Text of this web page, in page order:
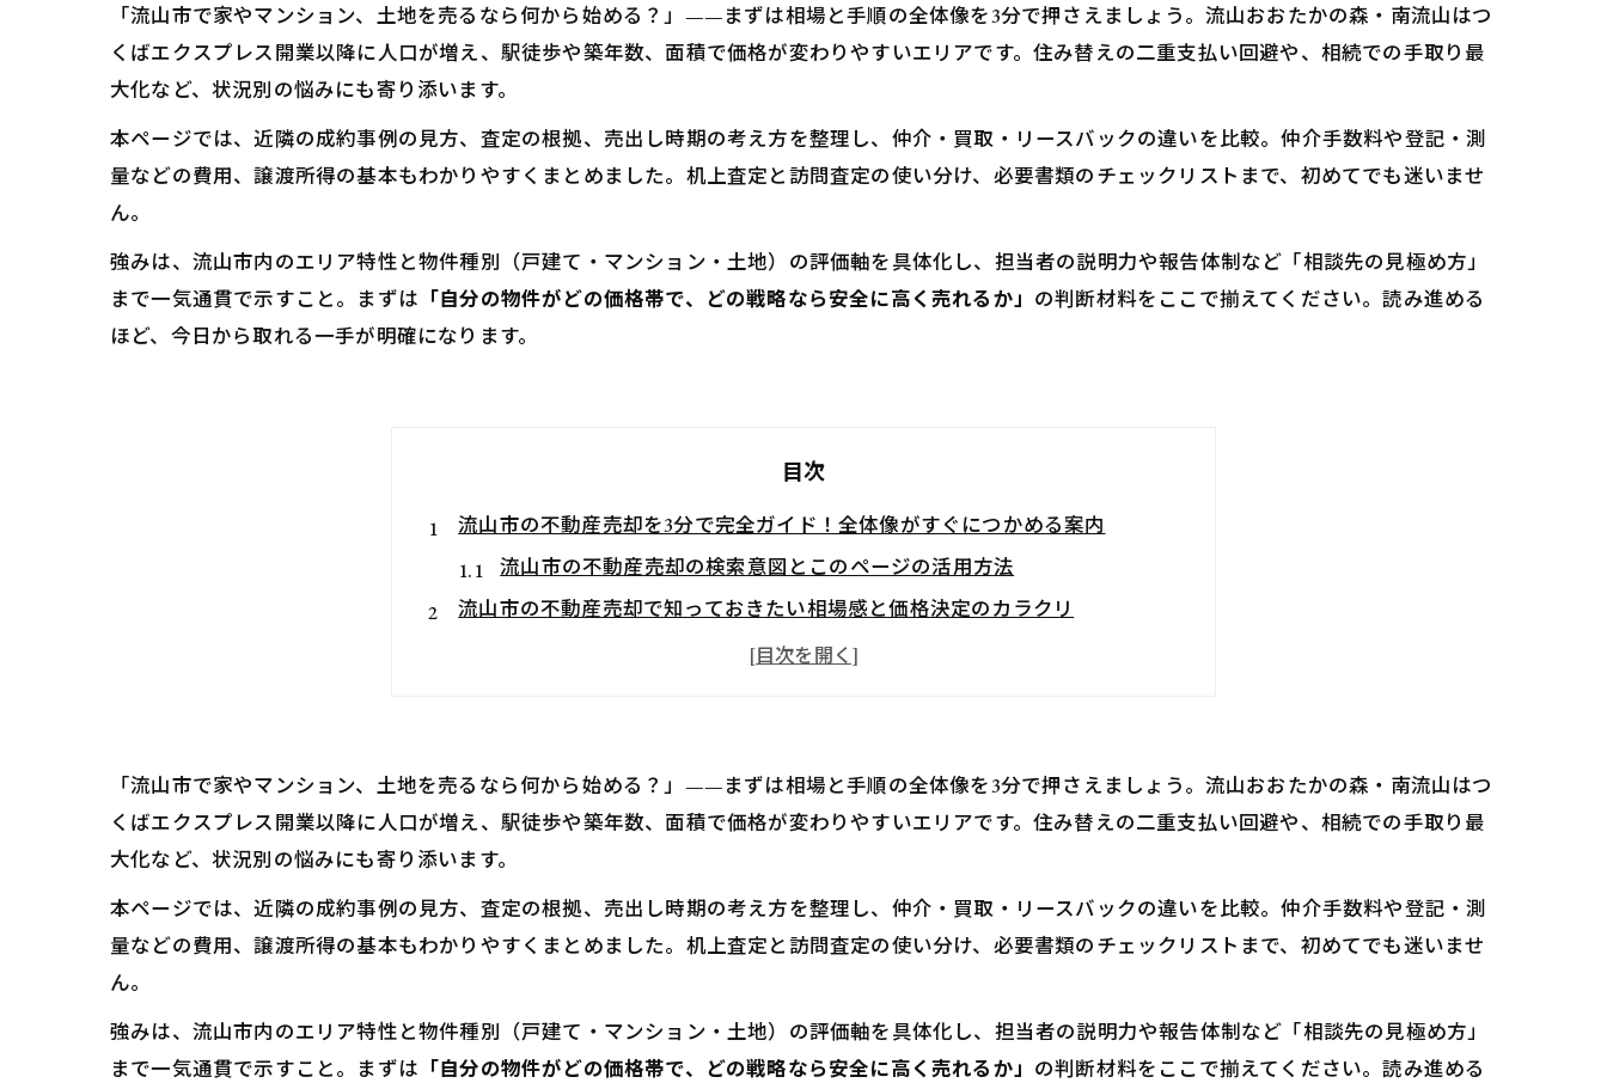
「流山市で家やマンション、土地を売るなら何から始める？」——まずは相場と手順の全体像を3分で押さえましょう。流山おおたかの森・南流山はつ
くばエクスプレス開業以降に人口が増え、駅徒歩や築年数、面積で価格が変わりやすいエリアです。住み替えの二重支払い回避や、相続での手取り最
大化など、状況別の悩みにも寄り添います。
本ページでは、近隣の成約事例の見方、査定の根拠、売出し時期の考え方を整理し、仲介・買取・リースバックの違いを比較。仲介手数料や登記・測
量などの費用、譲渡所得の基本もわかりやすくまとめました。机上査定と訪問査定の使い分け、必要書類のチェックリストまで、初めてでも迷いませ
ん。
強みは、流山市内のエリア特性と物件種別（戸建て・マンション・土地）の評価軸を具体化し、担当者の説明力や報告体制など「相談先の見極め方」
まで一気通貫で示すこと。まずは 「自分の物件がどの価格帯で、どの戦略なら安全に高く売れるか」 の判断材料をここで揃えてください。読み進める
ほど、今日から取れる一手が明確になります。
目次
流山市の不動産売却を3分で完全ガイド！全体像がすぐにつかめる案内
流山市の不動産売却の検索意図とこのページの活用方法
流山市の不動産売却で知っておきたい相場感と価格決定のカラクリ
戸建て・マンション・土地ごとに違う！価格帯の目安をズバリ解説
売出し価格の決め方＆根拠をしっかり伝えるコツ
内覧準備と写真の見せ方で“第一印象”を劇的アップ！
不動産売却の流れを時系列で完全ナビ！迷わず進める安心ガイド
査定依頼から媒介契約までのポイント整理
販売活動から売買契約・引渡しまでの落とし穴と注意点
仲介手数料・登記・測量・解体など費用目安を総まとめ
譲渡所得税・特例の適用条件をやさしく整理
「流山市で家やマンション、土地を売るなら何から始める？」——まずは相場と手順の全体像を3分で押さえましょう。流山おおたかの森・南流山はつ
くばエクスプレス開業以降に人口が増え、駅徒歩や築年数、面積で価格が変わりやすいエリアです。住み替えの二重支払い回避や、相続での手取り最
大化など、状況別の悩みにも寄り添います。
本ページでは、近隣の成約事例の見方、査定の根拠、売出し時期の考え方を整理し、仲介・買取・リースバックの違いを比較。仲介手数料や登記・測
量などの費用、譲渡所得の基本もわかりやすくまとめました。机上査定と訪問査定の使い分け、必要書類のチェックリストまで、初めてでも迷いませ
ん。
強みは、流山市内のエリア特性と物件種別（戸建て・マンション・土地）の評価軸を具体化し、担当者の説明力や報告体制など「相談先の見極め方」
まで一気通貫で示すこと。まずは 「自分の物件がどの価格帯で、どの戦略なら安全に高く売れるか」 の判断材料をここで揃えてください。読み進める